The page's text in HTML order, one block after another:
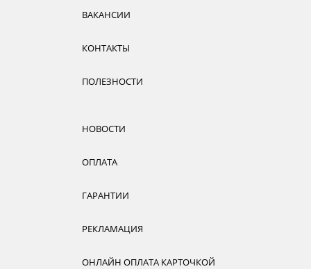
ВАКАНСИИ
КОНТАКТЫ
ПОЛЕЗНОСТИ
НОВОСТИ
ОПЛАТА
ГАРАНТИИ
РЕКЛАМАЦИЯ
ОНЛАЙН ОПЛАТА КАРТОЧКОЙ